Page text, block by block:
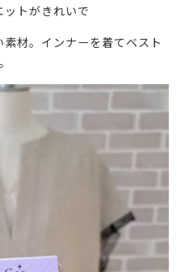
トがきれいで
材。インナーを着てベスト